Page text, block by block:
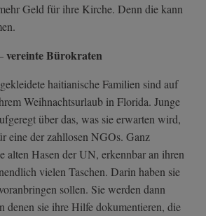
Geld für ihre Kirche. Denn die kann
vereinte Bürokraten
haitianische Familien sind auf
Weihnachtsurlaub in Florida. Junge
über das, was sie erwarten wird,
eine der zahllosen NGOs. Ganz
alten Hasen der UN, erkennbar an ihren
vielen Taschen. Darin haben sie
sollen. Sie werden dann
denen sie ihre Hilfe dokumentieren, die